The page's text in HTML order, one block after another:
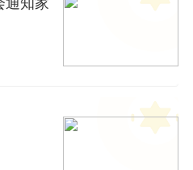
通知家